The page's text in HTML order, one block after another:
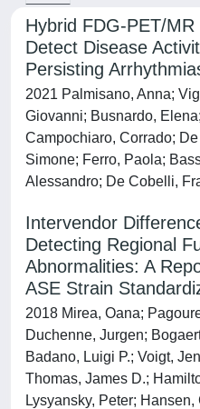
Hybrid FDG-PET/
Detect Disease
Persisting
2021 Palmisano, Anna;
Giovanni; Busnardo,
Campochiaro, Corrado;
Simone; Ferro, Paola;
Alessandro; De Cobelli,
Intervendor
Detecting Regional
Abnormalities: A
ASE Strain
2018 Mirea, Oana;
Duchenne, Jurgen;
Badano, Luigi P.; Voigt,
Thomas, James D.;
Lysyansky, Peter;